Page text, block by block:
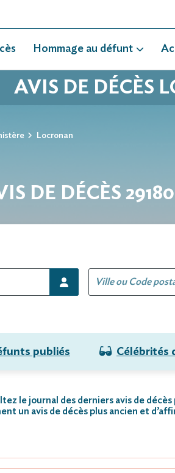
Hommage au défunt
AVIS DE DÉCÈS
Locronan
DE DÉCÈS
publiés Célébrités
le journal des derniers avis de
un avis de décès plus ancien et